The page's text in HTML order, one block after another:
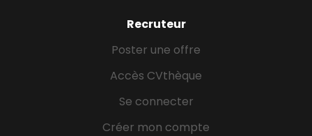
Recruteur
Poster une offre
Accès CVthèque
Se connecter
Créer mon compte